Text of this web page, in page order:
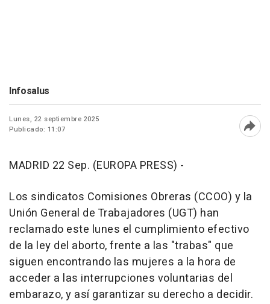
Infosalus
Lunes, 22 septiembre 2025
Publicado: 11:07
MADRID 22 Sep. (EUROPA PRESS) -
Los sindicatos Comisiones Obreras (CCOO) y la
Unión General de Trabajadores (UGT) han
reclamado este lunes el cumplimiento efectivo
de la ley del aborto, frente a las "trabas" que
siguen encontrando las mujeres a la hora de
acceder a las interrupciones voluntarias del
embarazo, y así garantizar su derecho a decidir.